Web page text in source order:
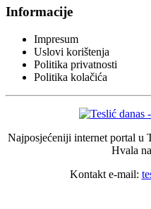
Informacije
Impresum
Uslovi korištenja
Politika privatnosti
Politika kolačića
Najposjećeniji internet portal u
Hvala
Kontakt e-mail: